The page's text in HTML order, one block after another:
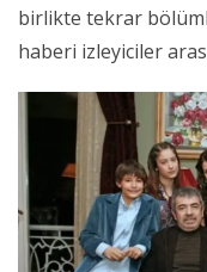
birlikte tekrar
haberi izleyiciler